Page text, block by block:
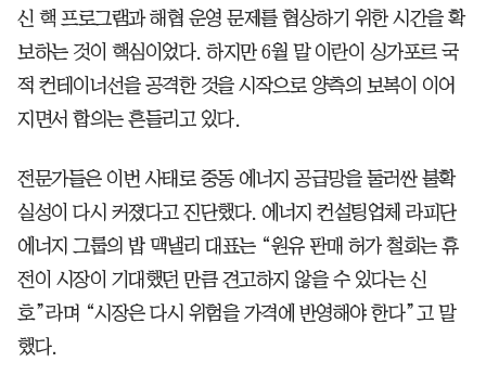
신 핵 프로그램과 해협 운영 문제를 협상하기 위한 시간을 확
보하는 것이 핵심이었다. 하지만 6월 말 이란이 싱가포르 국
적 컨테이너선을 공격한 것을 시작으로 양측의 보복이 이어
지면서 합의는 흔들리고 있다.
전문가들은 이번 사태로 중동 에너지 공급망을 둘러싼 불확
실성이 다시 커졌다고 진단했다. 에너지 컨설팅업체 라피단
에너지 그룹의 밥 맥낼리 대표는 “원유 판매 허가 철회는 휴
전이 시장이 기대했던 만큼 견고하지 않을 수 있다는 신
호”라며 “시장은 다시 위험을 가격에 반영해야 한다”고 말
했다.